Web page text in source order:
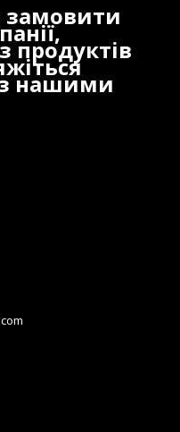
замовити
продуктів
з нашими